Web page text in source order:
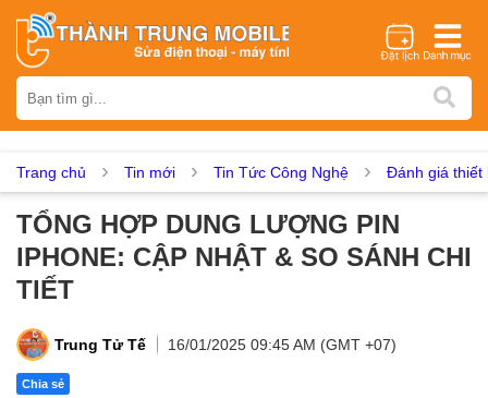
iPhone Samsung Oppo Xiaomi Realme Vivo
Asus Sony Vertu LG Tecno
Dịch vụ sửa chữa
Thay màn hình Thay pin
Thay mic Thay rung Thay main Unlock - Mở Khoá
Trang chủ Tin mới Tin Tức Công Nghệ Đánh giá thiết
TỔNG HỢP DUNG LƯỢNG PIN
IPHONE: CẬP NHẬT & SO SÁNH CHI
TIẾT
Trung Tử Tế 16/01/2025 09:45 AM (GMT +07)
Chia sẻ